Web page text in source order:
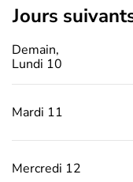
jours
Demain,
Lundi 10
Mardi 11
Mercredi 12